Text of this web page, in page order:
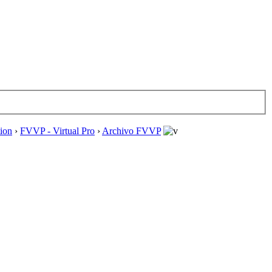
› FVVP - Virtual Pro › Archivo FVVP